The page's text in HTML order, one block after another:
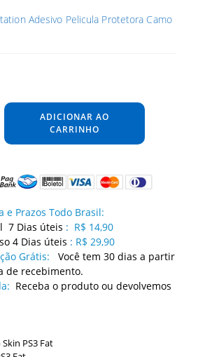
Adesivo Pelicula Protetora Camo
ADICIONAR AO
CARRINHO
e Prazos Todo Brasil:
7 Dias úteis : R$ 14,90
4 Dias úteis : R$ 29,90
Grátis:
Você tem 30 dias a partir
de recebimento.
Receba o produto ou devolvemos
PS3 Fat